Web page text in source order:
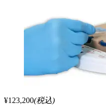
¥123,200(税込)